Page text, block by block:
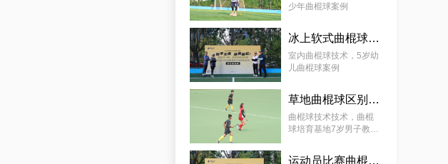
少年曲棍球案例
冰上软式曲棍球，曲棍球教育基地5岁女孩教程案例
室内曲棍球技术，5岁幼
儿曲棍球案例
草地曲棍球区别，7岁幼儿曲棍球教学案例
曲棍球技术技术，曲棍
球培育基地7岁男子教学
运动员比赛曲棍球，9岁幼儿曲棍球案例